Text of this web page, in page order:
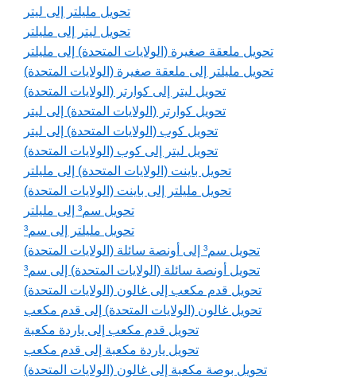
تحويل مليلتر إلى ليتر
تحويل ليتر إلى مليلتر
تحويل ملعقة صغيرة (الولايات المتحدة) إلى مليلتر
تحويل مليلتر إلى ملعقة صغيرة (الولايات المتحدة)
تحويل ليتر إلى كوارتر (الولايات المتحدة)
تحويل كوارتر (الولايات المتحدة) إلى ليتر
تحويل كوب (الولايات المتحدة) إلى ليتر
تحويل ليتر إلى كوب (الولايات المتحدة)
تحويل باينت (الولايات المتحدة) إلى مليلتر
تحويل مليلتر إلى باينت (الولايات المتحدة)
تحويل سم³ إلى مليلتر
تحويل مليلتر إلى سم³
تحويل سم³ إلى أونصة سائلة (الولايات المتحدة)
تحويل أونصة سائلة (الولايات المتحدة) إلى سم³
تحويل قدم مكعب إلى غالون (الولايات المتحدة)
تحويل غالون (الولايات المتحدة) إلى قدم مكعب
تحويل قدم مكعب إلى ياردة مكعبة
تحويل ياردة مكعبة إلى قدم مكعب
تحويل بوصة مكعبة إلى غالون (الولايات المتحدة)